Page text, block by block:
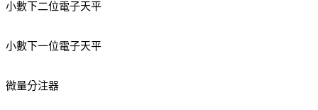
小數下二位電子天平
小數下一位電子天平
微量分注器